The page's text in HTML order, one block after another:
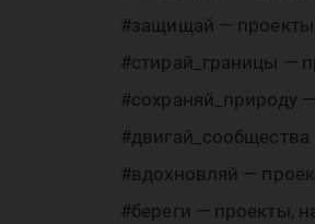
#защищай —
#стирай_границы —
#сохраняй_природу
#вдохновляй —
#береги — проекты,